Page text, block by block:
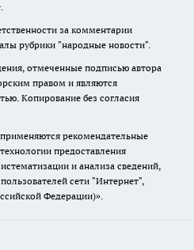
за комментарии
рубрики "народные новости".
отмеченные подписью автора
правом и являются
Копирование без согласия
рекомендательные
предоставления
и анализа сведений,
сети "Интернет",
Федерации)».